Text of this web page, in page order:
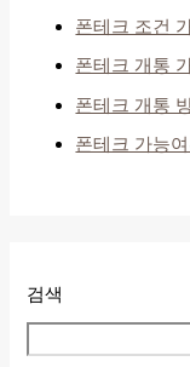
폰테크 조건
폰테크 개통
폰테크 개통
폰테크 가능
검색